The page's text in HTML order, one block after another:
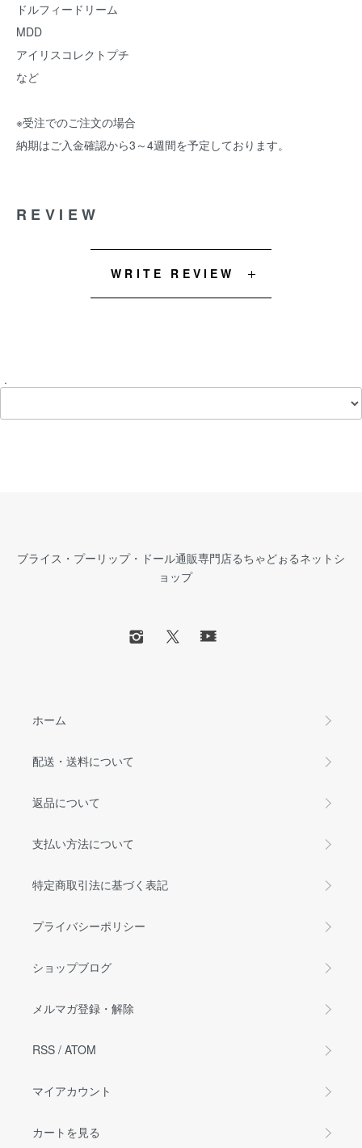
ドルフィードリーム
MDD
アイリスコレクトプチ
など
※受注でのご注文の場合
納期はご入金確認から3～4週間を予定しております。
REVIEW
WRITE REVIEW
.
ブライス・プーリップ・ドール通販専門店るちゃどぉるネットシ
ョップ
ホーム
配送・送料について
返品について
支払い方法について
特定商取引法に基づく表記
プライバシーポリシー
ショップブログ
メルマガ登録・解除
RSS / ATOM
マイアカウント
カートを見る